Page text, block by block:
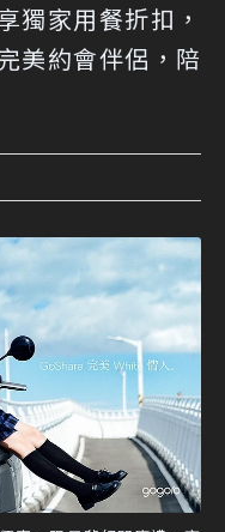
獨家用餐折扣，
美約會伴侶，陪